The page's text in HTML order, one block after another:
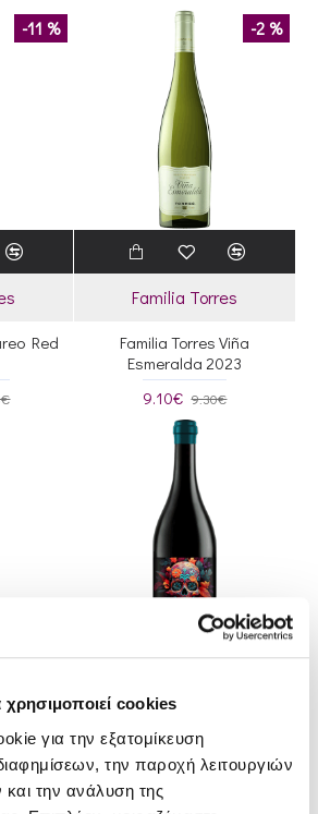
cookies
για την εξατομίκευση
την παροχή λειτουργιών
την ανάλυση της
-11 %
Red
-2 %
Familia Torres
Familia Torres Viña
Esmeralda 2023
9.10€ 9.30€
2021
Winery On Creations
DeMuerte Organic 2022
21.50€